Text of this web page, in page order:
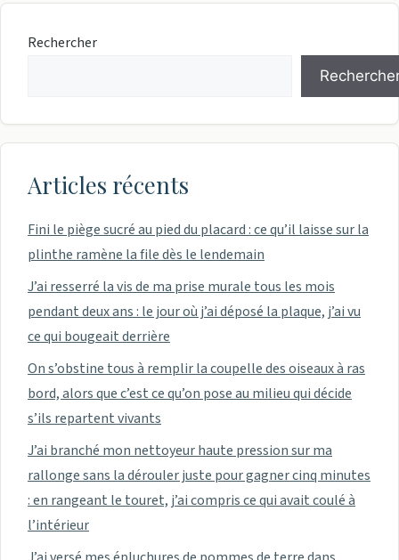
Rechercher
Articles récents
Fini le piège sucré au pied du placard : ce qu’il laisse sur la
plinthe ramène la file dès le lendemain
J’ai resserré la vis de ma prise murale tous les mois
pendant deux ans : le jour où j’ai déposé la plaque, j’ai vu
ce qui bougeait derrière
On s’obstine tous à remplir la coupelle des oiseaux à ras
bord, alors que c’est ce qu’on pose au milieu qui décide
s’ils repartent vivants
J’ai branché mon nettoyeur haute pression sur ma
rallonge sans la dérouler juste pour gagner cinq minutes
: en rangeant le touret, j’ai compris ce qui avait coulé à
l’intérieur